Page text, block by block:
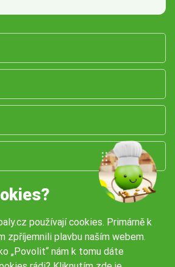
používají cookies. Primárně k
zpříjemnili plavbu naším webem.
„Povolit“ nám k tomu dáte